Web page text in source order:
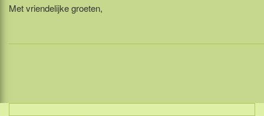
Met vriendelijke groeten,